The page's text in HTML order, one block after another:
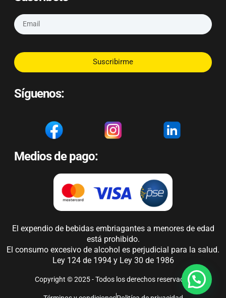
Suscribirme
Síguenos:
Medios de pago:
El expendio de bebidas embriagantes a menores de edad
está prohibido.
El consumo excesivo de alcohol es perjudicial para la salud.
Ley 124 de 1994 y Ley 30 de 1986
Copyright © 2025 - Todos los derechos reservados